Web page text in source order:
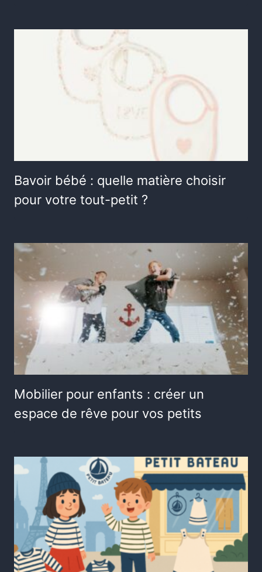
Bavoir bébé : quelle matière choisir
pour votre tout-petit ?
Mobilier pour enfants : créer un
espace de rêve pour vos petits